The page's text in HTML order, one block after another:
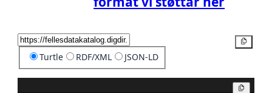
Turtle RDF/XML JSON-LD